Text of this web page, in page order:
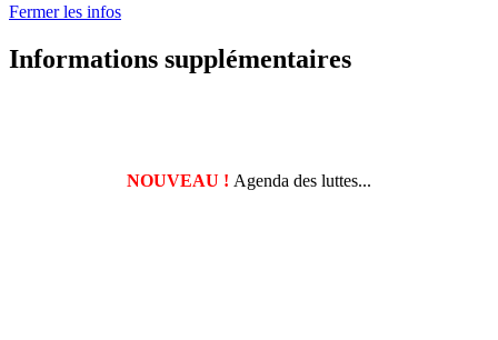
Fermer les infos
Informations supplémentaires
NOUVEAU ! Agenda des luttes...